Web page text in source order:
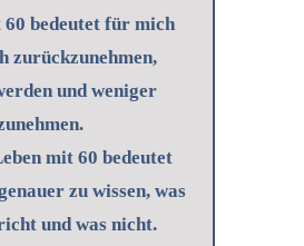
60 bedeutet für mich
zurückzunehmen,
und weniger
mit 60 bedeutet
zu wissen, was
und was nicht.